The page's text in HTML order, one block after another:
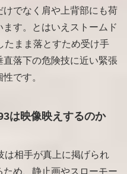
でなく肩や上背部にも荷
す。とはいえストームド
たまま落とすため受け手
落下の危険技に近い緊張
です。
は映像映えするのか
は相手が真上に掲げられ
め、静止画やスローモー